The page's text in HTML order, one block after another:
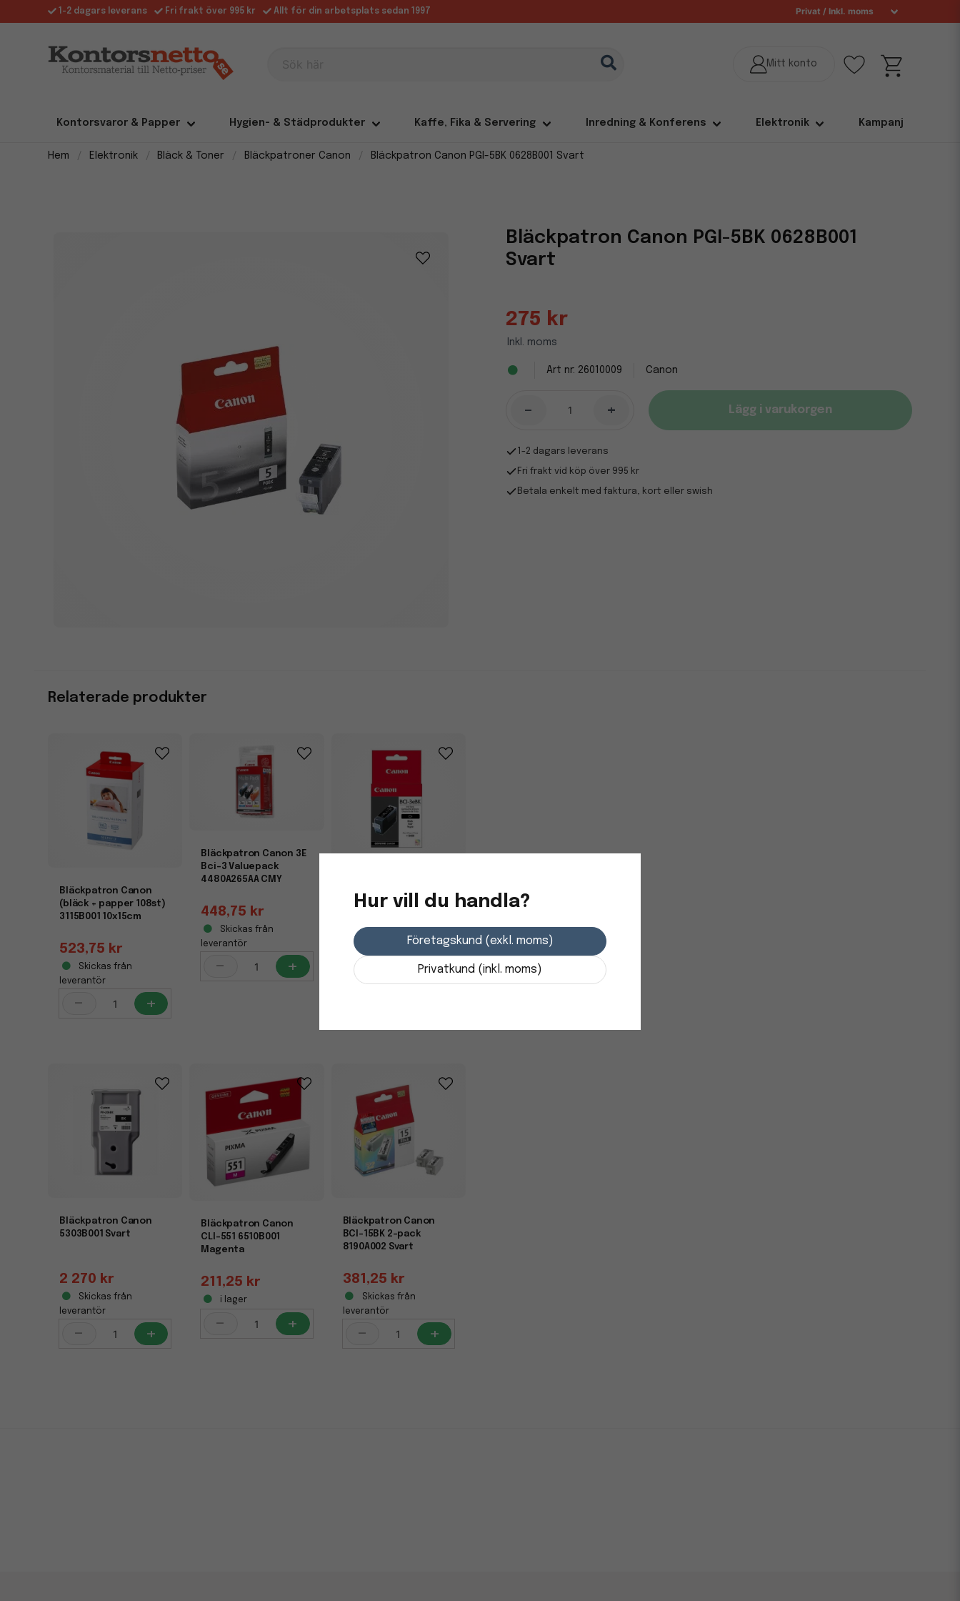
1-2 dagars leverans Fri frakt över 995 kr Allt för din arbetsplats sedan 1997
Kontorsvaror & Papper Hygien- & Städprodukter Kaffe, Fika & Servering Inredning & Konferens Elektronik Kampanj
Hem Elektronik Bläck & Toner Bläckpatroner Canon Bläckpatron Canon PGI-5BK 0628B001 Svart
Bläckpatron Canon PGI-5BK 0628B001
Svart
275 kr
Inkl. moms
26010009 Canon
- + Lägg i varukorgen
1-2 dagars leverans
Fri frakt vid köp över 995 kr
Betala enkelt med faktura, kort eller swish
Relaterade produkter
Bläckpatron Canon
(bläck + papper 108st)
3115B001 10x15cm
523,75 kr
Skickas från
leverantör
- +
Bläckpatron Canon 3E
Bci-3 Valuepack
4480A265AA CMY
448,75 kr
Skickas från
leverantör
- +
Bläckpatron Canon
4479A002 Svart
248,75 kr
leverantör
Bläckpatron Canon
5303B001 Svart
2 270 kr
Skickas från
leverantör
- +
Bläckpatron Canon
CLI-551 6510B001
Magenta
211,25 kr
i lager
- +
Bläckpatron Canon
BCI-15BK 2-pack
8190A002 Svart
381,25 kr
Skickas från
leverantör
- +
Hur vill du handla?
Företagskund (exkl. moms)
Privatkund (inkl. moms)